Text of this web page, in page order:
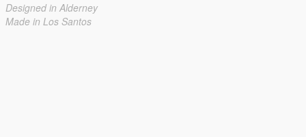
Designed in Alderney
Made in Los Santos